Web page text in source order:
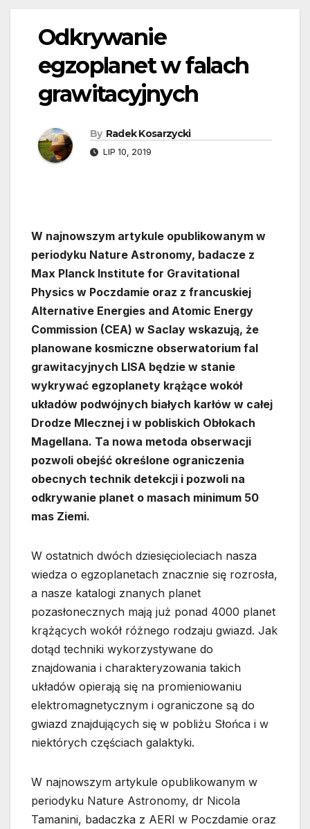
Odkrywanie
egzoplanet w falach
grawitacyjnych
By Radek Kosarzycki
LIP 10, 2019
W najnowszym artykule opublikowanym w
periodyku Nature Astronomy, badacze z
Max Planck Institute for Gravitational
Physics w Poczdamie oraz z francuskiej
Alternative Energies and Atomic Energy
Commission (CEA) w Saclay wskazują, że
planowane kosmiczne obserwatorium fal
grawitacyjnych LISA będzie w stanie
wykrywać egzoplanety krążące wokół
układów podwójnych białych karłów w całej
Drodze Mlecznej i w pobliskich Obłokach
Magellana. Ta nowa metoda obserwacji
pozwoli obejść określone ograniczenia
obecnych technik detekcji i pozwoli na
odkrywanie planet o masach minimum 50
mas Ziemi.
W ostatnich dwóch dziesięcioleciach nasza
wiedza o egzoplanetach znacznie się rozrosła,
a nasze katalogi znanych planet
pozasłonecznych mają już ponad 4000 planet
krążących wokół różnego rodzaju gwiazd. Jak
dotąd techniki wykorzystywane do
znajdowania i charakteryzowania takich
układów opierają się na promieniowaniu
elektromagnetycznym i ograniczone są do
gwiazd znajdujących się w pobliżu Słońca i w
niektórych częściach galaktyki.
W najnowszym artykule opublikowanym w
periodyku Nature Astronomy, dr Nicola
Tamanini, badaczka z AERI w Poczdamie oraz